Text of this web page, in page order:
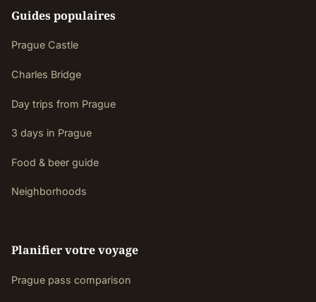
Guides populaires
Prague Castle
Charles Bridge
Day trips from Prague
3 days in Prague
Food & beer guide
Neighborhoods
Planifier votre voyage
Prague pass comparison